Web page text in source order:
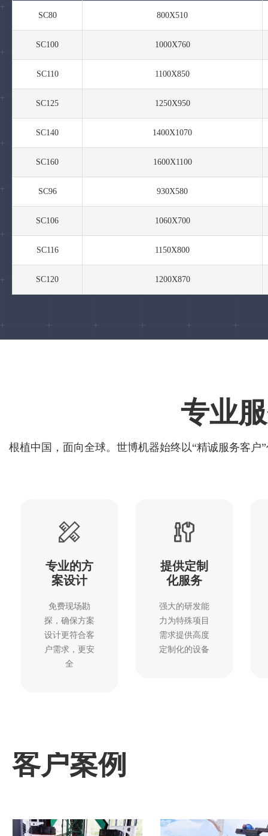
SC80 800X510
SC100 1000X760
SC110 1100X850
SC125 1250X950
SC140 1400X1070
SC160 1600X1100
SC96 930X580
SC106 1060X700
SC116 1150X800
SC120 1200X870
专业
根植中国，面向全球。世博机器始终以“精诚服务客
专业的方
案设计
免费现场勘
探，确保方案
设计更符合客
户需求，更安
全
提供定制
化服务
强大的研发能
力为特殊项目
需求提供高度
定制化的设备
客户案例